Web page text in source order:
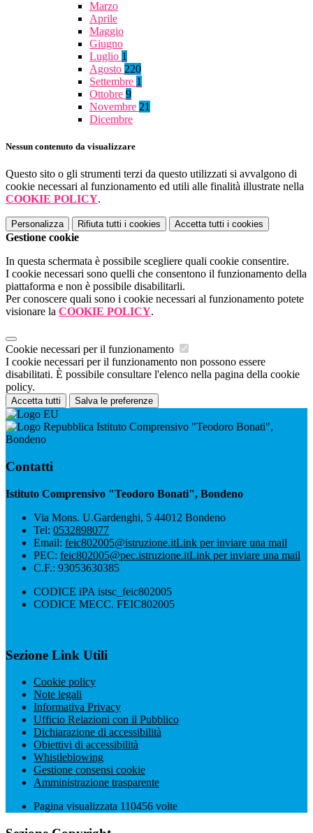
Marzo
Aprile
Maggio
Giugno
Luglio 1
Agosto 220
Settembre 1
Ottobre 9
Novembre 21
Dicembre
Nessun contenuto da visualizzare
Questo sito o gli strumenti terzi da questo utilizzati si avvalgono di
cookie necessari al funzionamento ed utili alle finalità illustrate nella
COOKIE POLICY.
Personalizza Rifiuta tutti i cookies Accetta tutti i cookies
Gestione cookie
In questa schermata è possibile scegliere quali cookie consentire.
I cookie necessari sono quelli che consentono il funzionamento della
piattaforma e non è possibile disabilitarli.
Per conoscere quali sono i cookie necessari al funzionamento potete
visionare la COOKIE POLICY.
Cookie necessari per il funzionamento
I cookie necessari per il funzionamento non possono essere
disabilitati. È possibile consultare l'elenco nella pagina della cookie
policy.
Accetta tutti Salva le preferenze
Istituto Comprensivo "Teodoro Bonati",
Bondeno
Contatti
Istituto Comprensivo "Teodoro Bonati", Bondeno
Via Mons. U.Gardenghi, 5 44012 Bondeno
Tel: 0532898077
Email: feic802005@istruzione.itLink per inviare una mail
PEC: feic802005@pec.istruzione.itLink per inviare una mail
C.F.: 93053630385
CODICE iPA istsc_feic802005
CODICE MECC. FEIC802005
Sezione Link Utili
Cookie policy
Note legali
Informativa Privacy
Ufficio Relazioni con il Pubblico
Dichiarazione di accessibilità
Obiettivi di accessibilità
Whistleblowing
Gestione consensi cookie
Amministrazione trasparente
Pagina visualizzata 110456 volte